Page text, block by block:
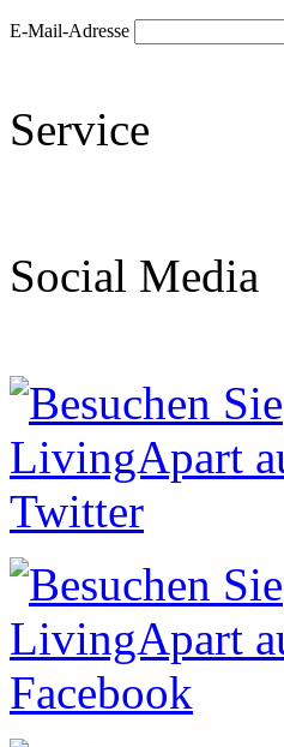
E-Mail-Adresse
Service
Social Media